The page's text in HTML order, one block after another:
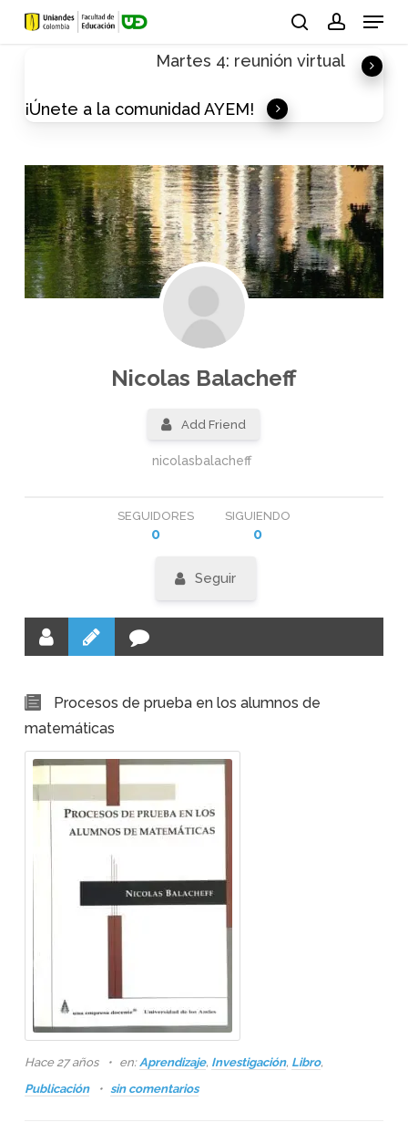
Skip
Menu
Martes 4: reunión virtual
¡Únete a la comunidad AYEM!
Nicolas Balacheff
Add Friend
nicolasbalacheff
SEGUIDORES
0
SIGUIENDO
0
Seguir
Procesos de prueba en los alumnos de
matemáticas
Hace 27 años en:Aprendizaje, Investigación, Libro,
Publicación
sin comentarios